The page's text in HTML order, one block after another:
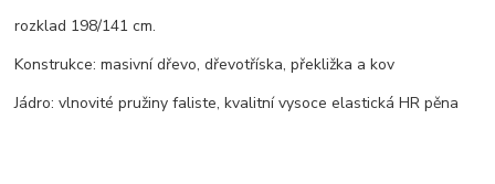
rozklad 198/141 cm.
Konstrukce: masivní dřevo, dřevotříska, překližka a kov
Jádro: vlnovité pružiny faliste, kvalitní vysoce elastická HR pěna